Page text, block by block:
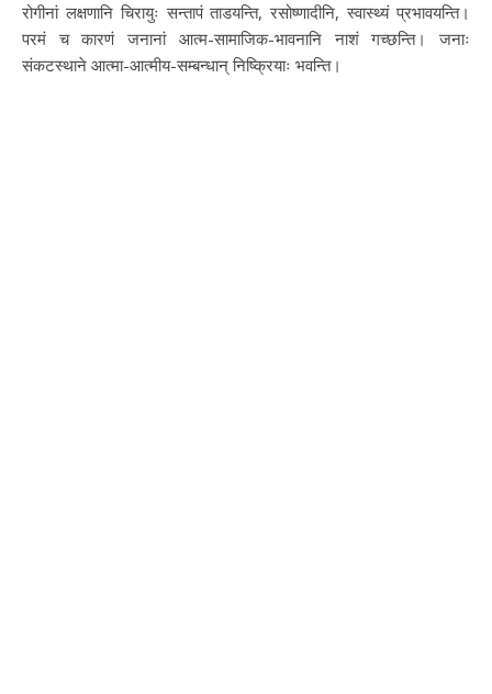
रोगीनां लक्षणानि चिरायुः सन्तापं ताडयन्ति, रसोष्णादीनि, स्वास्थ्यं प्रभावयन्ति।
परमं च कारणं जनानां आत्म-सामाजिक-भावनानि नाशं गच्छन्ति। जनाः
संकटस्थाने आत्मा-आत्मीय-सम्बन्धान् निष्क्रियाः भवन्ति।